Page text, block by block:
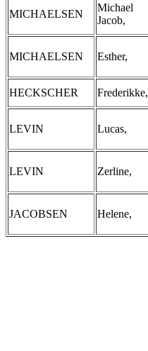
MICHAELSEN
Michael
Jacob,
MICHAELSEN Esther,
HECKSCHER Frederikke,
LEVIN Lucas,
LEVIN Zerline,
JACOBSEN Helene,